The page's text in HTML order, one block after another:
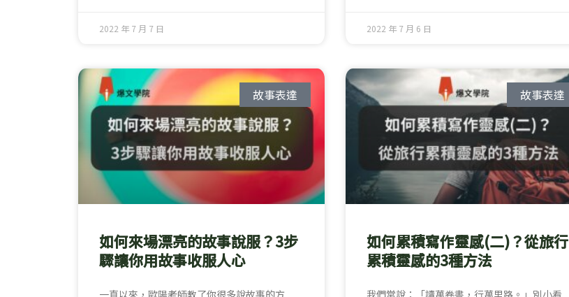
2022 年 7 月 7 日 2022 年 7 月 6 日
故事表達
如何來場漂亮的故事說服？3步
驟讓你用故事收服人心
一直以來，歐陽老師教了你很多說故事的方
故事表達
如何累積寫作靈感(二)？從旅行
累積靈感的3種方法
我們常說：「讀萬卷書，行萬里路。」別小看